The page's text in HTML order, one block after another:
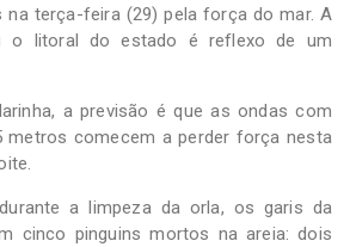
na terça-feira (29) pela força do mar. A
o litoral do estado é reflexo de um
a previsão é que as ondas com
metros comecem a perder força nesta
a limpeza da orla, os garis da
cinco pinguins mortos na areia: dois